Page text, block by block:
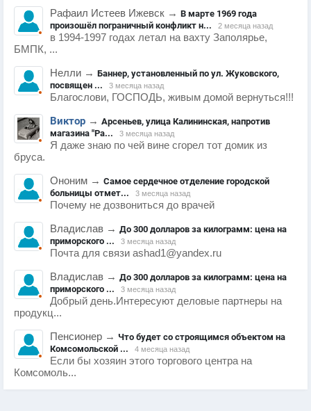
Рафаил Истеев Ижевск → В марте 1969 года
произошёл пограничный конфликт н...
2 месяца назад
в 1994-1997 годах летал на вахту Заполярье,
БМПК, ...
Нелли → Баннер, установленный по ул. Жуковского,
посвящен ...
3 месяца назад
Благослови, ГОСПОДЬ, живым домой вернуться!!!
Виктор → Арсеньев, улица Калининская, напротив
магазина "Ра...
3 месяца назад
Я даже знаю по чей вине сгорел тот домик из
бруса.
Ононим → Самое сердечное отделение городской
больницы отмет...
3 месяца назад
Почему не дозвониться до врачей
Владислав → До 300 долларов за килограмм: цена на
приморского ...
3 месяца назад
Почта для связи ashad1@yandex.ru
Владислав → До 300 долларов за килограмм: цена на
приморского ...
3 месяца назад
Добрый день.Интересуют деловые партнеры на
продукц...
Пенсионер → Что будет со строящимся объектом на
Комсомольской ...
4 месяца назад
Если бы хозяин этого торгового центра на
Комсомоль...